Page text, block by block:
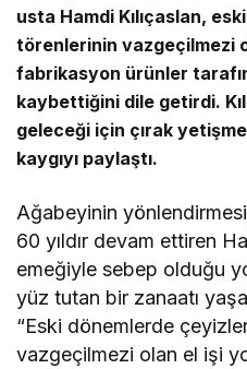
usta Hamdi Kılıçaslan,
törenlerinin vazgeçilmezi
fabrikasyon ürünler
kaybettiğini dile getirdi.
geleceği için çırak
kaygıyı paylaştı.
Ağabeyinin
60 yıldır devam ettiren
emeğiyle sebep olduğu
yüz tutan bir zanaatı
“Eski dönemlerde
vazgeçilmezi olan el işi